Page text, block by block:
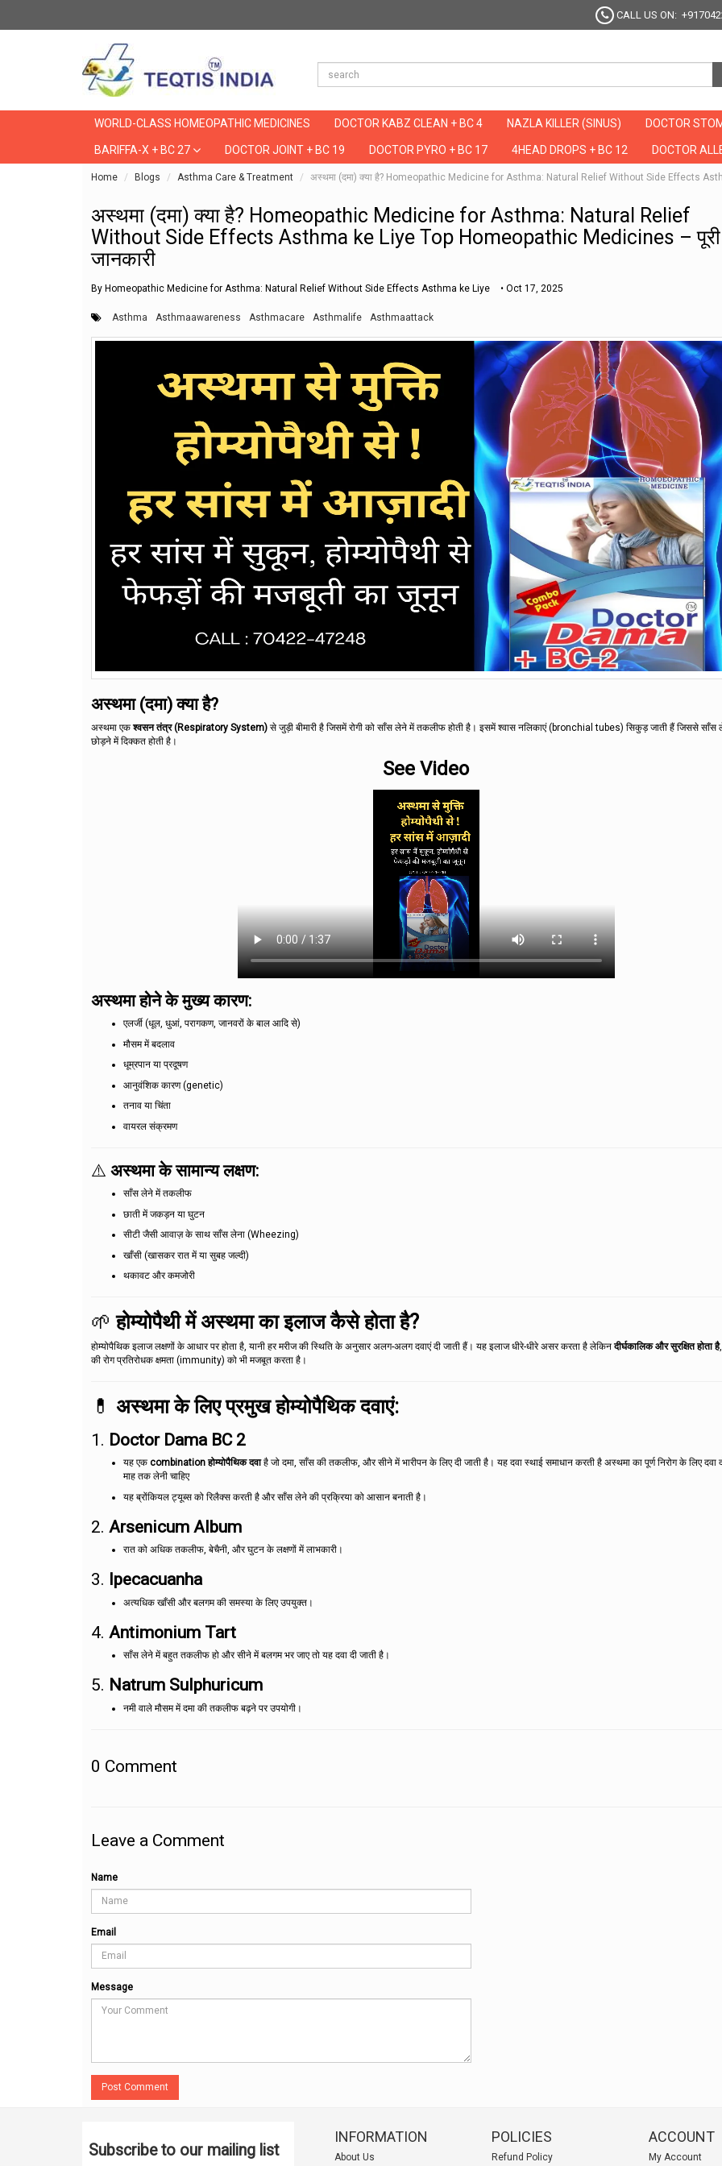
CALL US ON:
WORLD-CLASS HOMEOPATHIC MEDICINES DOCTOR KABZ CLEAN + BC 4 NAZLA KILLER (SINUS) DOCTOR
BARIFFA-X + BC 27 DOCTOR JOINT + BC 19 DOCTOR PYRO + BC 17 4HEAD DROPS + BC 12 DOCTOR
Home Blogs Asthma Care & Treatment अस्थमा (दमा) क्या है? Homeopathic Medicine for Asthma: Natural Relief Without Side Effects
अस्थमा (दमा) क्या है? Homeopathic Medicine for Asthma: Natural Relief
Without Side Effects Asthma ke Liye Top Homeopathic Medicines – पूरी
जानकारी
By Homeopathic Medicine for Asthma: Natural Relief Without Side Effects Asthma ke Liye • Oct 17, 2025
Asthma Asthmaawareness Asthmacare Asthmalife Asthmaattack
अस्थमा (दमा) क्या है?
अस्थमा एकश्वसन तंत्र (Respiratory System) से जुड़ी बीमारी है जिसमें रोगी को साँस लेने में तकलीफ होती है। इसमें श्वास नलिकाएं (bronchial tubes) सिकुड़ जाती हैं जिससे
छोड़ने में दिक्कत होती है।
See Video
अस्थमा होने के मुख्य कारण:
एलर्जी (धूल, धुआं, परागकण, जानवरों के बाल आदि से)
मौसम में बदलाव
धूम्रपान या प्रदूषण
आनुवंशिक कारण (genetic)
तनाव या चिंता
वायरल संक्रमण
⚠️ अस्थमा के सामान्य लक्षण:
साँस लेने में तकलीफ
छाती में जकड़न या घुटन
सीटी जैसी आवाज़ के साथ साँस लेना (Wheezing)
खाँसी (खासकर रात में या सुबह जल्दी)
थकावट और कमजोरी
🌱होम्योपैथी में अस्थमा का इलाज कैसे होता है?
होम्योपैथिक इलाज लक्षणों के आधार पर होता है, यानी हर मरीज की स्थिति के अनुसार अलग-अलग दवाएं दी जाती हैं। यह इलाज धीरे-धीरे असर करता है लेकिनदीर्घकालिक और सुरक्षित होता है
की रोग प्रतिरोधक क्षमता (immunity) को भी मजबूत करता है।
💊 अस्थमा के लिए प्रमुख होम्योपैथिक दवाएं:
1. Doctor Dama BC 2
यह एक combination होम्योपैथिक दवाहै जो दमा, साँस की तकलीफ, और सीने में भारीपन के लिए दी जाती है। यह दवा स्थाई समाधान करती है अस्थमा का पूर्ण निरोग के लिए दवा
माह तक लेनी चाहिए
यह ब्रोंकियल ट्यूब्स को रिलैक्स करती है और साँस लेने की प्रक्रिया को आसान बनाती है।
2. Arsenicum Album
रात को अधिक तकलीफ, बेचैनी, और घुटन के लक्षणों में लाभकारी।
3. Ipecacuanha
अत्यधिक खाँसी और बलगम की समस्या के लिए उपयुक्त।
4. Antimonium Tart
साँस लेने में बहुत तकलीफ हो और सीने में बलगम भर जाए तो यह दवा दी जाती है।
5. Natrum Sulphuricum
नमी वाले मौसम में दमा की तकलीफ बढ़ने पर उपयोगी।
0 Comment
Leave a Comment
Name
Email
Message
Post Comment
Subscribe to our mailing list
INFORMATION
About Us
POLICIES
Refund Policy
ACCOUNT
My Account